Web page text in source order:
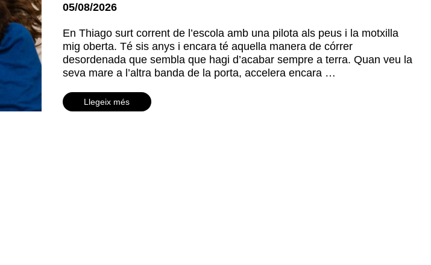
05/08/2026
En Thiago surt corrent de l’escola amb una pilota als peus i la motxilla
mig oberta. Té sis anys i encara té aquella manera de córrer
desordenada que sembla que hagi d’acabar sempre a terra. Quan veu la
seva mare a l’altra banda de la porta, accelera encara …
Llegeix més